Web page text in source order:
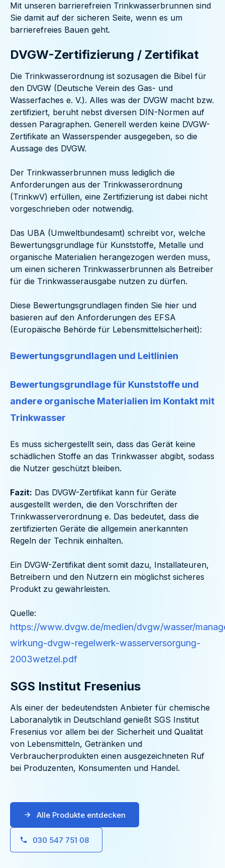
Mit unseren barrierefreien Trinkwasserbrunnen sind
Sie damit auf der sicheren Seite, wenn es um
barrierefreies Bauen geht.
DVGW-Zertifizierung / Zertifikat
Die Trinkwasserordnung ist sozusagen die Bibel für
den DVGW (Deutsche Verein des Gas- und
Wasserfaches e. V.). Alles was der DVGW macht bzw.
zertifiziert, beruht nebst diversen DIN-Normen auf
dessen Paragraphen. Generell werden keine DVGW-
Zertifikate an Wasserspender ausgegeben, so die
Aussage des DVGW.
Der Trinkwasserbrunnen muss lediglich die
Anforderungen aus der Trinkwasserordnung
(TrinkwV) erfüllen, eine Zertifizierung ist dabei nicht
vorgeschrieben oder notwendig.
Das UBA (Umweltbundesamt) schreibt vor, welche
Bewertungsgrundlage für Kunststoffe, Metalle und
organische Materialien herangezogen werden muss,
um einen sicheren Trinkwasserbrunnen als Betreiber
für die Trinkwasserausgabe nutzen zu dürfen.
Diese Bewertungsgrundlagen finden Sie hier und
basieren auf den Anforderungen des EFSA
(Europäische Behörde für Lebensmittelsicherheit):
Bewertungsgrundlagen und Leitlinien
Bewertungsgrundlage für Kunststoffe und
andere organische Materialien im Kontakt mit
Trinkwasser
Es muss sichergestellt sein, dass das Gerät keine
schädlichen Stoffe an das Trinkwasser abgibt, sodass
die Nutzer geschützt bleiben.
Fazit: Das DVGW-Zertifikat kann für Geräte
ausgestellt werden, die den Vorschriften der
Trinkwasserverordnung e. Das bedeutet, dass die
zertifizierten Geräte die allgemein anerkannten
Regeln der Technik einhalten.
Ein DVGW-Zertifikat dient somit dazu, Installateuren,
Betreibern und den Nutzern ein möglichst sicheres
Produkt zu gewährleisten.
Quelle:
https://www.dvgw.de/medien/dvgw/wasser/
wirkung-dvgw-regelwerk-wasserversorgung-
2003wetzel.pdf
SGS Institut Fresenius
Als einer der bedeutendsten Anbieter für chemische
Laboranalytik in Deutschland genießt SGS Institut
Fresenius vor allem bei der Sicherheit und Qualität
von Lebensmitteln, Getränken und
Verbraucherprodukten einen ausgezeichneten Ruf
bei Produzenten, Konsumenten und Handel.
Alle Produkte entdecken
030 547 751 08